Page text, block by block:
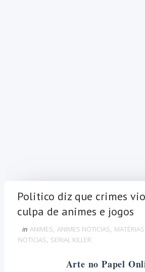
Politico diz que crimes
culpa de animes e jogos
in ANIMES, ANIMES NOTICIAS,
NOTICIAS, SERIAL KILLER
Arte no Papel